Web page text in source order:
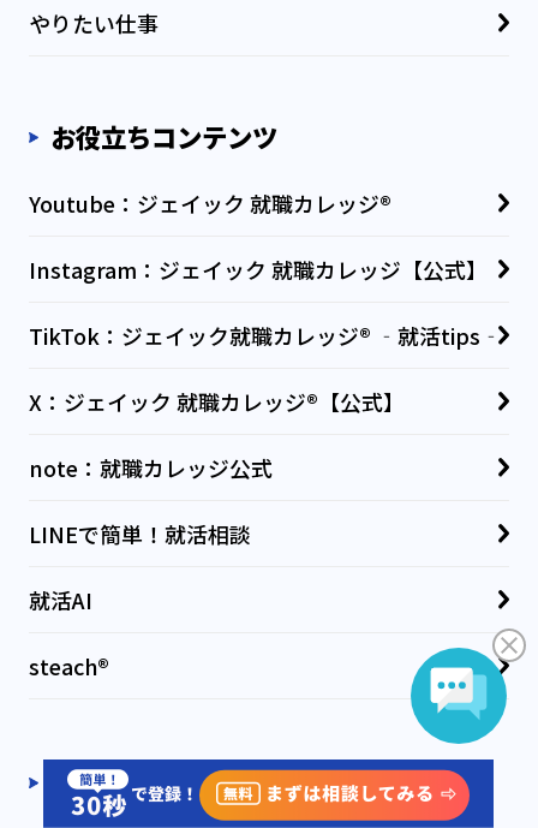
やりたい仕事
お役立ちコンテンツ
Youtube：ジェイック 就職カレッジ®
Instagram：ジェイック 就職カレッジ【公式】
TikTok：ジェイック就職カレッジ® ‐就活tips‐
X：ジェイック 就職カレッジ®【公式】
note：就職カレッジ公式
LINEで簡単！就活相談
就活AI
steach®
会社概要